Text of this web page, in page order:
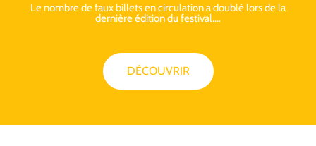
Le nombre de faux billets en circulation a doublé lors de la
dernière édition du festival.…
DÉCOUVRIR